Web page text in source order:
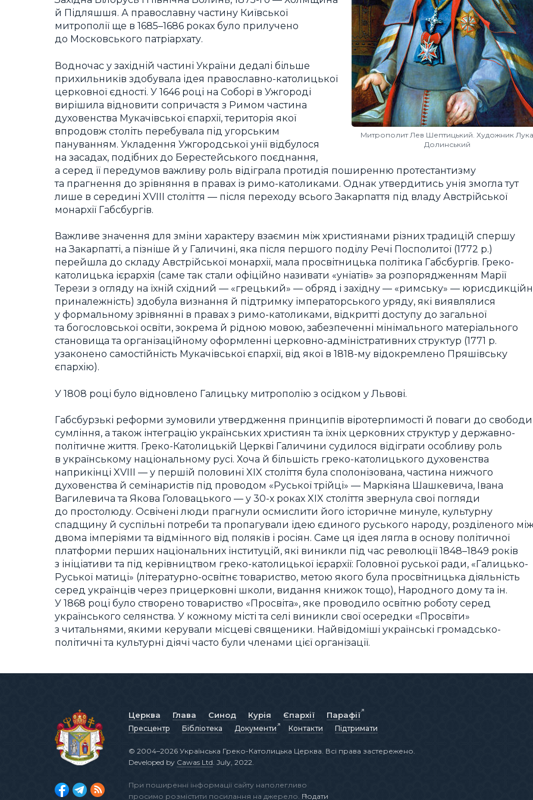
Митрополит Лев Шептицький. Художник Лука
Долинський
й Підляшшя. А православну частину Київської
митрополії ще в 1685–1686 роках було прилучено
до Московського патріархату.
Водночас у західній частині України дедалі більше
прихильників здобувала ідея православно-католицької
церковної єдності. У 1646 році на Соборі в Ужгороді
вирішила відновити сопричастя з Римом частина
духовенства Мукачівської єпархії, територія якої
впродовж століть перебувала під угорським
пануванням. Укладення Ужгородської унії відбулося
на засадах, подібних до Берестейського поєднання,
а серед її передумов важливу роль відіграла протидія поширенню протестантизму
та прагнення до зрівняння в правах із римо-католиками. Однак утвердитись унія змогла тут
лише в середині XVIII століття — після переходу всього Закарпаття під владу Австрійської
монархії Габсбургів.
Важливе значення для зміни характеру взаємин між християнами різних традицій спершу
на Закарпатті, а пізніше й у Галичині, яка після першого поділу Речі Посполитої (1772 р.)
перейшла до складу Австрійської монархії, мала просвітницька політика Габсбургів. Греко-
католицька ієрархія (саме так стали офіційно називати «уніатів» за розпорядженням Марії
Терези з огляду на їхній східний — «грецький» — обряд і західну — «римську» —
приналежність) здобула визнання й підтримку імператорського уряду, які виявлялися
у формальному зрівнянні в правах з римо-католиками, відкритті доступу до загальної
та богословської освіти, зокрема й рідною мовою, забезпеченні мінімального матеріального
становища та організаційному оформленні церковно-адміністративних структур (1771 р.
узаконено самостійність Мукачівської єпархії, від якої в 1818-му відокремлено Пряшівську
єпархію).
У 1808 році було відновлено Галицьку митрополію з осідком у Львові.
Габсбурзькі реформи зумовили утвердження принципів віротерпимості й поваги до свободи
сумління, а також інтеграцію українських християн та їхніх церковних структур у державно-
політичне життя. Греко-Католицькій Церкві Галичини судилося відіграти особливу роль
в українському національному русі. Хоча й більшість греко-католицького духовенства
наприкінці XVIII — у першій половині XIX століття була сполонізована, частина нижчого
духовенства й семінаристів під проводом «Руської трійці» — Маркіяна Шашкевича, Івана
Вагилевича та Якова Головацького — у 30-х роках XIX століття звернула свої погляди
до простолюду. Освічені люди прагнули осмислити його історичне минуле, культурну
спадщину й суспільні потреби та пропагували ідею єдиного руського народу, розділеного
двома імперіями та відмінного від поляків і росіян. Саме ця ідея лягла в основу політичної
платформи перших національних інституцій, які виникли під час революції 1848–1849 років
з ініціативи та під керівництвом греко-католицької ієрархії: Головної руської ради, «Галицько-
Руської матиці» (літературно-освітнє товариство, метою якого була просвітницька діяльність
серед українців через прицерковні школи, видання книжок тощо), Народного дому та ін.
У 1868 році було створено товариство «Просвіта», яке проводило освітню роботу серед
українського селянства. У кожному місті та селі виникли свої осередки «Просвіти»
з читальнями, якими керували місцеві священики. Найвідоміші українські громадсько-
політичні та культурні діячі часто були членами цієї організації.
Церква Глава Синод Курія Єпархії Парафії
Пресцентр Бібліотека Документи Контакти Підтримати
© 2004–2026 Українська Греко-Католицька Церква. Всі права застережено.
Developed by Cawas Ltd . July, 2022.
При поширенні інформації сайту наполегливо
просимо розмістити посилання на джерело. Подати